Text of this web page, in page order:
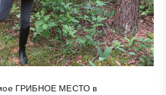
ГРИБНОЕ МЕСТО в